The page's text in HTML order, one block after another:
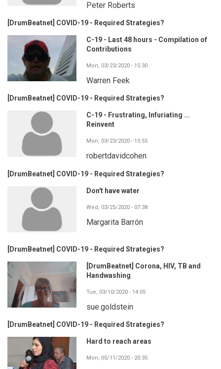
Peter Roberts
[DrumBeatnet] COVID-19 - Required Strategies?
C-19 - Last 48 hours - Compilation of
Contributions
Mon, 03/23/2020 - 15:30
Warren Feek
[DrumBeatnet] COVID-19 - Required Strategies?
C-19 - Frustrating, Infuriating ...
Reinvent
Mon, 03/23/2020 - 15:55
robertdavidcohen
[DrumBeatnet] COVID-19 - Required Strategies?
Don't have water
Wed, 03/25/2020 - 07:38
Margarita Barrón
[DrumBeatnet] COVID-19 - Required Strategies?
[DrumBeatnet] Corona, HIV, TB and
Handwashing
Tue, 03/10/2020 - 14:05
sue.goldstein
[DrumBeatnet] COVID-19 - Required Strategies?
Hard to reach areas
Mon, 05/11/2020 - 20:35